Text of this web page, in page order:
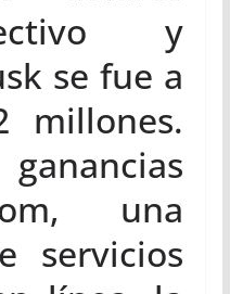
y
se fue a
millones.
una
servicios